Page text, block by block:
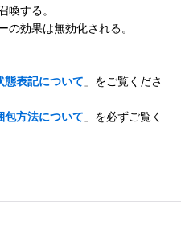
喚する。
の効果は無効化される。
態表記について 」をご覧くださ
包方法について 」を必ずご覧く